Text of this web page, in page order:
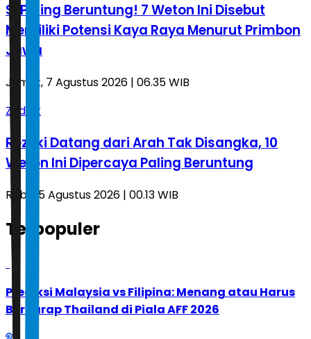
Si Paling Beruntung! 7 Weton Ini Disebut
Memiliki Potensi Kaya Raya Menurut Primbon
Jawa
Jumat, 7 Agustus 2026 | 06.35 WIB
Zodiak
Rezeki Datang dari Arah Tak Disangka, 10
Weton Ini Dipercaya Paling Beruntung
Rabu, 5 Agustus 2026 | 00.13 WIB
Terpopuler
Prediksi Malaysia vs Filipina: Menang atau Harus
Berharap Thailand di Piala AFF 2026